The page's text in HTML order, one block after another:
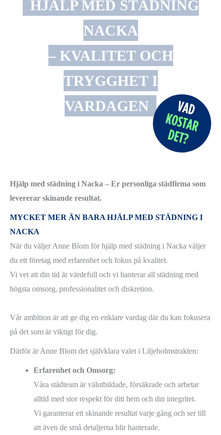
HJÄLP MED STÄDNING
NACKA
– KVALITET OCH
TRYGGHET I
VARDAGEN
Hjälp med städning i Nacka – Er personliga städfirma som
levererar skinande resultat.
MYCKET MER ÄN BARA HJÄLP MED STÄDNING I
NACKA
När du väljer Anne Blom för hjälp med städning i Nacka väljer
du ett företag med erfarenhet och fokus på kvalitet.
Vi vet att din tid är värdefull och vi hanterar all städning med
högsta omsorg, professionalitet och diskretion.
Vår ambition är att ge dig en enklare vardag där du kan fokusera
på det som är viktigt för dig.
Därför är Anne Blom det självklara valet i Liljeholmstrakten:
Erfarenhet och Omsorg:
Våra städteam är välutbildade, försäkrade och arbetar
alltid med stor respekt för ditt hem och din integritet.
Vi garanterar ett skinande resultat varje gång och ser till
att även de små detaljerna blir hanterade.